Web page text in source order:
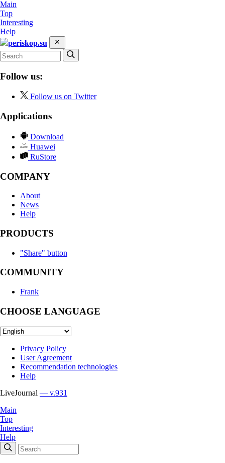
Main
Top
Interesting
Help
periskop.su
Follow us:
Follow us on Twitter
Applications
Download
Huawei
RuStore
COMPANY
About
News
Help
PRODUCTS
"Share" button
COMMUNITY
Frank
CHOOSE LANGUAGE
Privacy Policy
User Agreement
Recommendation technologies
Help
LiveJournal — v.931
Main
Top
Interesting
Help